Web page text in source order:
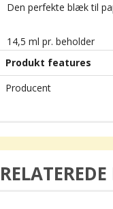
Den perfekte blæk til
14,5 ml pr. beholder
Produkt features
Producent